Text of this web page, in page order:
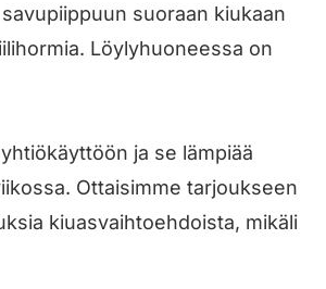
suoraan kiukaan
Löylyhuoneessa on
ja se lämpiää
Ottaisimme tarjoukseen
kiuasvaihtoehdoista, mikäli